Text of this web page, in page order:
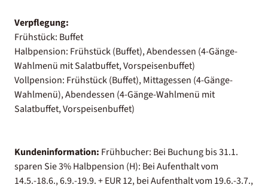
Verpflegung:
Frühstück: Buffet
Halbpension: Frühstück (Buffet), Abendessen (4-Gänge-
Wahlmenü mit Salatbuffet, Vorspeisenbuffet)
Vollpension: Frühstück (Buffet), Mittagessen (4-Gänge-
Wahlmenü), Abendessen (4-Gänge-Wahlmenü mit
Salatbuffet, Vorspeisenbuffet)
Kundeninformation: Frühbucher: Bei Buchung bis 31.1.
sparen Sie 3% Halbpension (H): Bei Aufenthalt vom
14.5.-18.6., 6.9.-19.9. + EUR 12, bei Aufenthalt vom 19.6.-3.7.,